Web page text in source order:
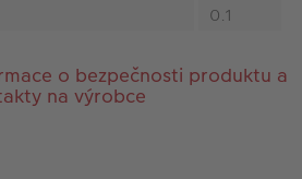
0.1
o bezpečnosti produktu a
na výrobce